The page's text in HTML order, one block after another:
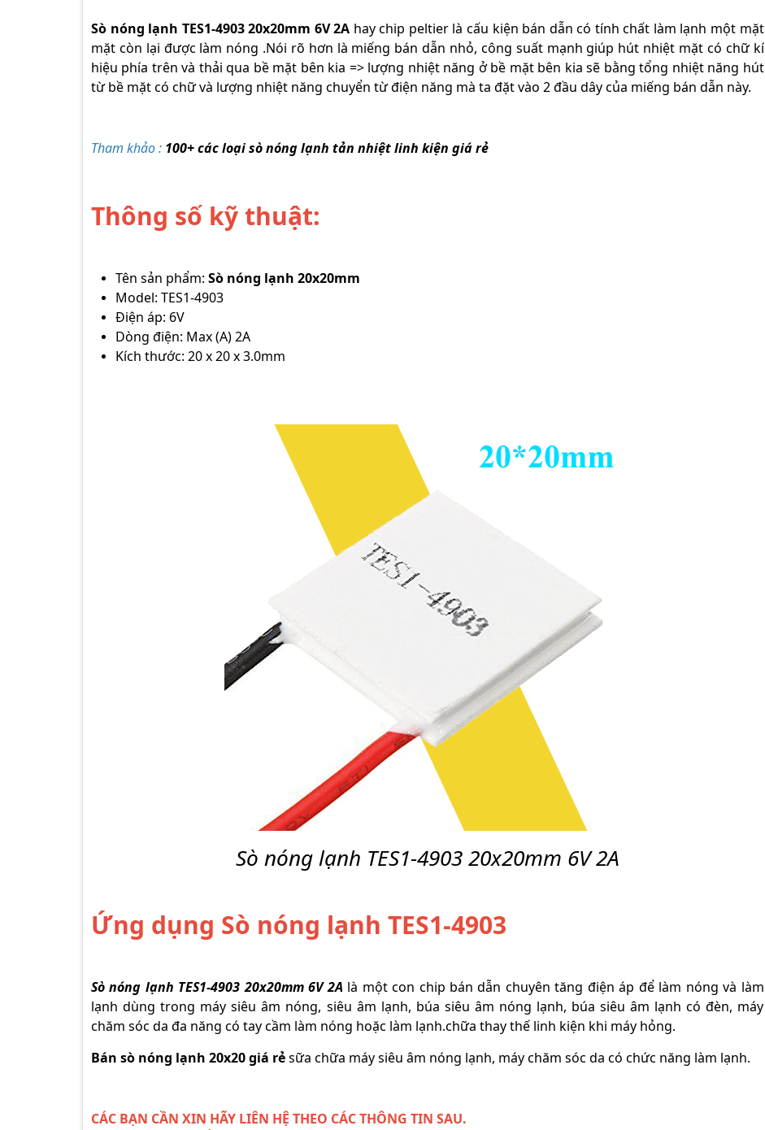
Sò nóng lạnh TES1-4903 20x20mm 6V 2A hay chip peltier là cấu kiện bán dẫn có tính chất làm lạnh một mặt
mặt còn lại được làm nóng .Nói rõ hơn là miếng bán dẫn nhỏ, công suất mạnh giúp hút nhiệt mặt có chữ kí
hiệu phía trên và thải qua bề mặt bên kia => lượng nhiệt năng ở bề mặt bên kia sẽ bằng tổng nhiệt năng hút
từ bề mặt có chữ và lượng nhiệt năng chuyển từ điện năng mà ta đặt vào 2 đầu dây của miếng bán dẫn này.
Tham khảo : 100+ các loạisò nóng lạnh tản nhiệt linh kiện giá rẻ
Thông số kỹ thuật:
Tên sản phẩm: Sò nóng lạnh 20x20mm
Model: TES1-4903
Điện áp: 6V
Dòng điện: Max (A) 2A
Kích thước: 20 x 20 x 3.0mm
Sò nóng lạnh TES1-4903 20x20mm 6V 2A
Ứng dụng Sò nóng lạnh TES1-4903
Sò nóng lạnh TES1-4903 20x20mm 6V 2A là một con chip bán dẫn chuyên tăng điện áp để làm nóng và làm
lạnh dùng trong máy siêu âm nóng, siêu âm lạnh, búa siêu âm nóng lạnh, búa siêu âm lạnh có đèn, máy
chăm sóc da đa năng có tay cầm làm nóng hoặc làm lạnh.chữa thay thế linh kiện khi máy hỏng.
Bán sò nóng lạnh 20x20 giá rẻsữa chữa máy siêu âm nóng lạnh, máy chăm sóc da có chức năng làm lạnh.
CÁC BẠN CẦN XIN HÃY LIÊN HỆ THEO CÁC THÔNG TIN SAU.